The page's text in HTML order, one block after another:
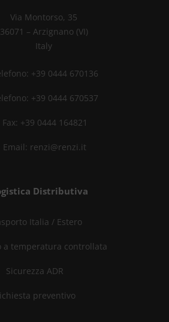
Via Montorso, 35
36071 – Arzignano (VI)
Italy
+39 0444 670136
+39 0444 670537
Fax: +39 0444 164821
Email: renzi@renzi.it
Distributiva
Italia / Estero
a temperatura controllata
Sicurezza ADR
preventivo